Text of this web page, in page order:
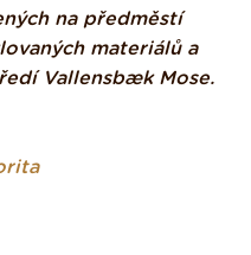
na předměstí
materiálů a
Vallensbæk Mose.